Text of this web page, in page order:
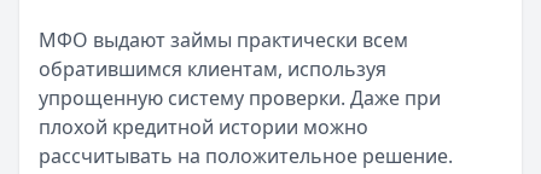
Опубликовано:5 декабря 2025 г.
Категория:МФО
Читать новость
57 сервисов микрозаймов через Госуслуги: где
Кратко:Авторизация через Госуслуги ускоряет
МФО выдают займы практически всем
обратившимся клиентам, используя
упрощенную систему проверки. Даже при
плохой кредитной истории можно
рассчитывать на положительное решение.